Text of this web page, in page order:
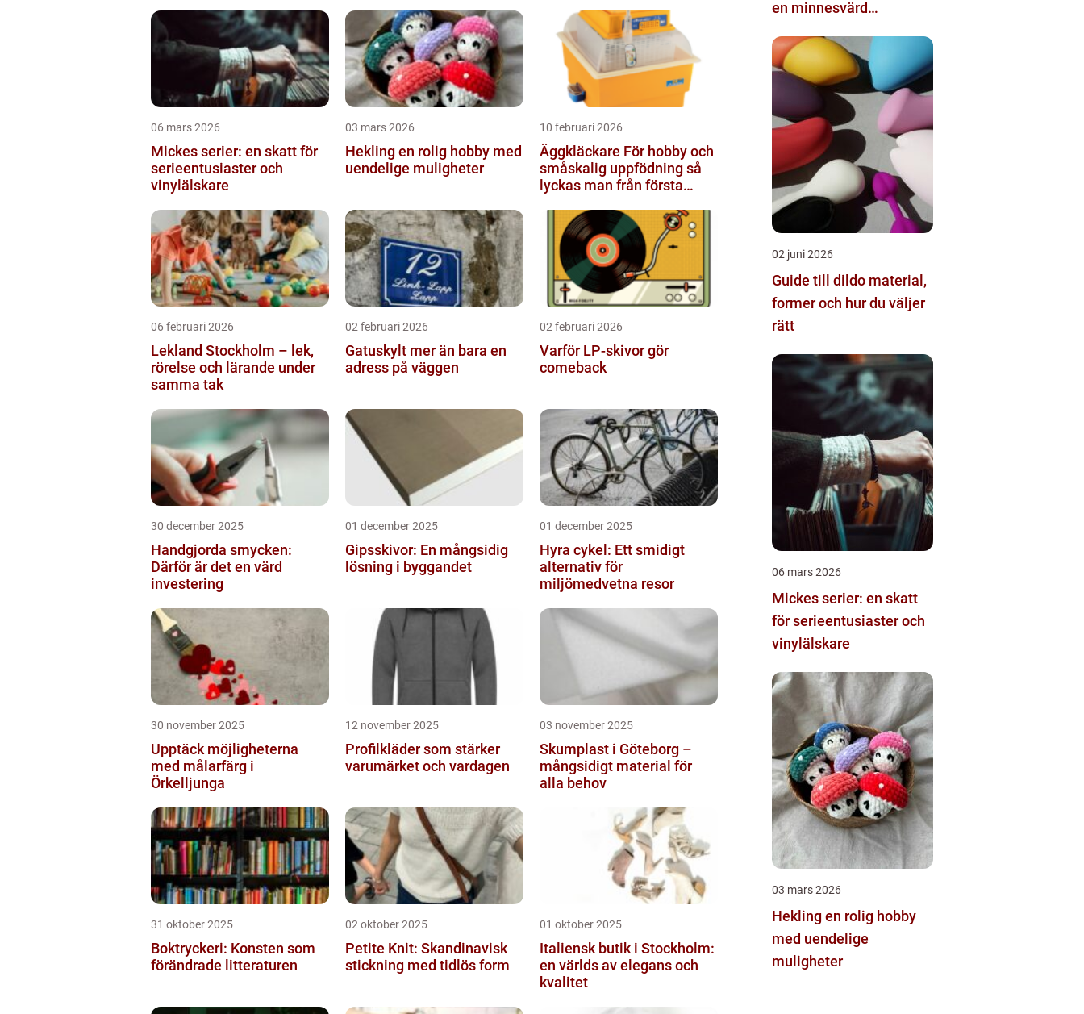
06 mars 2026
Mickes serier: en skatt för
serieentusiaster och
vinylälskare
03 mars 2026
Hekling en rolig hobby med
uendelige muligheter
10 februari 2026
Äggkläckare För hobby och
småskalig uppfödning så
lyckas man från första
06 februari 2026
Lekland Stockholm – lek,
rörelse och lärande under
samma tak
02 februari 2026
Gatuskylt mer än bara en
adress på väggen
02 februari 2026
Varför LP-skivor gör
comeback
30 december 2025
Handgjorda smycken:
Därför är det en värd
investering
01 december 2025
Gipsskivor: En mångsidig
lösning i byggandet
01 december 2025
Hyra cykel: Ett smidigt
alternativ för
miljömedvetna resor
30 november 2025
Upptäck möjligheterna
med målarfärg i
Örkelljunga
12 november 2025
Profilkläder som stärker
varumärket och vardagen
03 november 2025
Skumplast i Göteborg –
mångsidigt material för
alla behov
31 oktober 2025
Boktryckeri: Konsten som
förändrade litteraturen
02 oktober 2025
Petite Knit: Skandinavisk
stickning med tidlös form
01 oktober 2025
Italiensk butik i Stockholm:
en världs av elegans och
kvalitet
en minnesvärd
02 juni 2026
Guide till dildo material,
former och hur du väljer
rätt
06 mars 2026
Mickes serier: en skatt
för serieentusiaster och
vinylälskare
03 mars 2026
Hekling en rolig hobby
med uendelige
muligheter